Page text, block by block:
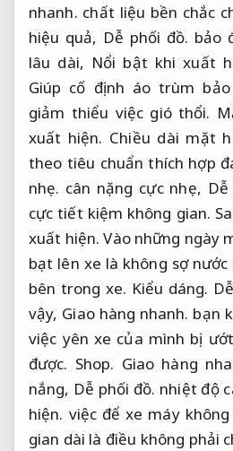
nhanh. chất liệu bền chắc
hiệu quả, Dễ phối đồ. bảo
lâu dài, Nổi bật khi xuất
Giúp cố định áo trùm
giảm thiểu việc gió thổi.
xuất hiện. Chiều dài mặt
theo tiêu chuẩn thích hợp
nhẹ. cân nặng cực nhẹ,
cực tiết kiệm không gian.
xuất hiện. Vào những ngày
bạt lên xe là không sợ
bên trong xe. Kiểu dáng.
vậy, Giao hàng nhanh. bạn
việc yên xe của mình bị
được. Shop. Giao hàng
nắng, Dễ phối đồ. nhiệt độ
hiện. việc để xe máy
gian dài là điều không phải